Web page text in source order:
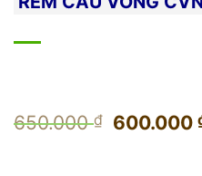
650.000₫
Giá
600.000